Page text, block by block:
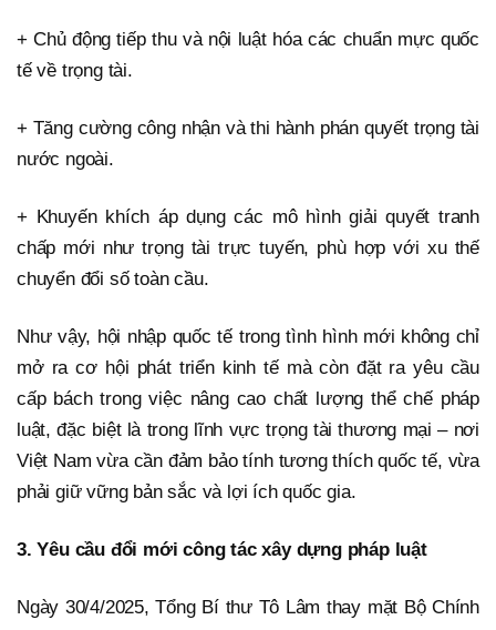
+ Chủ động tiếp thu và nội luật hóa các chuẩn mực quốc
tế về trọng tài.
+ Tăng cường công nhận và thi hành phán quyết trọng tài
nước ngoài.
+ Khuyến khích áp dụng các mô hình giải quyết tranh
chấp mới như trọng tài trực tuyến, phù hợp với xu thế
chuyển đổi số toàn cầu.
Như vậy, hội nhập quốc tế trong tình hình mới không chỉ
mở ra cơ hội phát triển kinh tế mà còn đặt ra yêu cầu
cấp bách trong việc nâng cao chất lượng thể chế pháp
luật, đặc biệt là trong lĩnh vực trọng tài thương mại – nơi
Việt Nam vừa cần đảm bảo tính tương thích quốc tế, vừa
phải giữ vững bản sắc và lợi ích quốc gia.
3. Yêu cầu đổi mới công tác xây dựng pháp luật
Ngày 30/4/2025, Tổng Bí thư Tô Lâm thay mặt Bộ Chính